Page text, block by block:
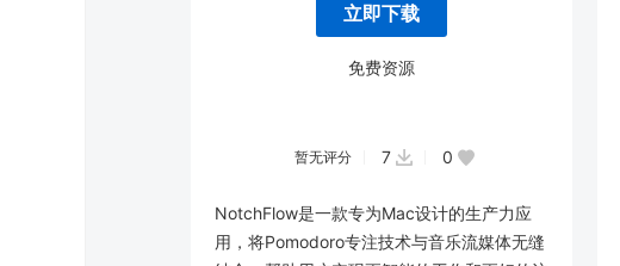
立即下载
免费资源
暂无评分 7 0
NotchFlow是一款专为Mac设计的生产力应
用，将Pomodoro专注技术与音乐流媒体无缝